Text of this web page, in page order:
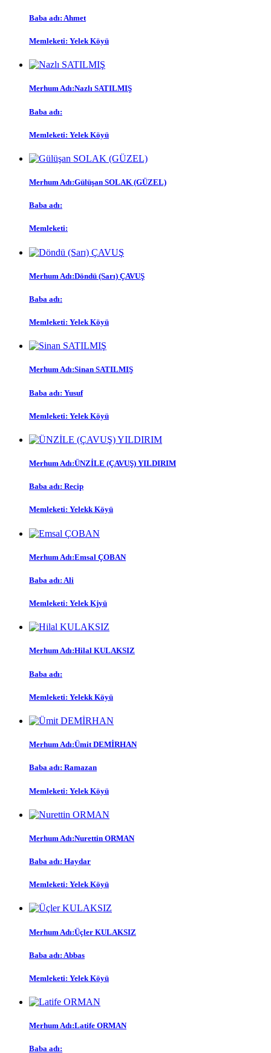
Baba adı: Ahmet
Memleketi: Yelek Köyü
Merhum Adı:Nazlı SATILMIŞ
Baba adı:
Memleketi: Yelek Köyü
Merhum Adı:Gülüşan SOLAK (GÜZEL)
Baba adı:
Memleketi:
Merhum Adı:Döndü (Sarı) ÇAVUŞ
Baba adı:
Memleketi: Yelek Köyü
Merhum Adı:Sinan SATILMIŞ
Baba adı: Yusuf
Memleketi: Yelek Köyü
Merhum Adı:ÜNZİLE (ÇAVUŞ) YILDIRIM
Baba adı: Recip
Memleketi: Yelekk Köyü
Merhum Adı:Emsal ÇOBAN
Baba adı: Ali
Memleketi: Yelek Kjyü
Merhum Adı:Hilal KULAKSIZ
Baba adı:
Memleketi: Yelekk Köyü
Merhum Adı:Ümit DEMİRHAN
Baba adı: Ramazan
Memleketi: Yelek Köyü
Merhum Adı:Nurettin ORMAN
Baba adı: Haydar
Memleketi: Yelek Köyü
Merhum Adı:Üçler KULAKSIZ
Baba adı: Abbas
Memleketi: Yelek Köyü
Merhum Adı:Latife ORMAN
Baba adı: